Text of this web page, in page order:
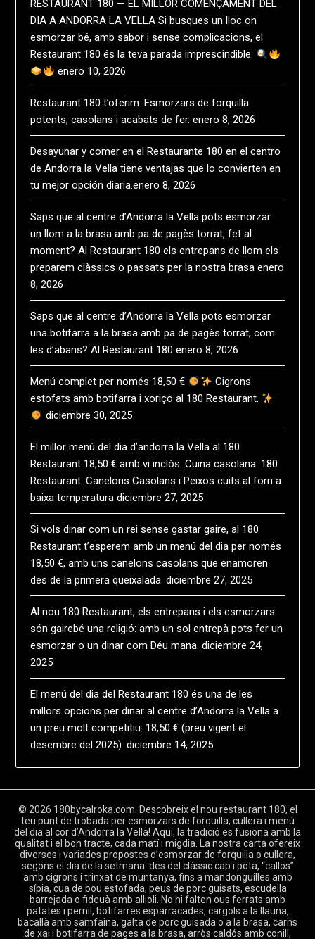
RESTAURANT 180 — EL MILLOR COMENÇAMENT DEL
DIA A ANDORRA LA VELLA Si busques un lloc on
esmorzar bé, amb sabor i sense complicacions, el
Restaurant 180 és la teva parada imprescindible.
enero 10, 2026
Restaurant 180 t’oferim: Esmorzars de forquilla
potents, casolans i acabats de fer. enero 8, 2026
Desayunar y comer en el Restaurante 180 en el centro
de Andorra la Vella tiene ventajas que lo convierten en
tu mejor opción diaria.​enero 8, 2026
Saps que al centre d’Andorra la Vella pots esmorzar
un llom a la brasa amb pa de pagès torrat, fet al
moment? Al Restaurant 180 els entrepans de llom els
preparem clàssics o passats per la nostra brasa enero
8, 2026
Saps que al centre d’Andorra la Vella pots esmorzar
una botifarra a la brasa amb pa de pagès torrat, com
les d’abans? Al Restaurant 180 enero 8, 2026
Menú complet per només 18,50 €
Cigrons
estofats amb botifarra i xoriço al 180 Restaurant.
diciembre 30, 2025
El millor menú del dia d’andorra la Vella al 180
Restaurant 18,50 € amb vi inclòs. Cuina casolana. 180
Restaurant. Canelons Casolans i Peixos cuits al forn a
baixa temperatura diciembre 27, 2025
Si vols dinar com un rei sense gastar gaire, al 180
Restaurant t’esperem amb un menú del dia per només
18,50 €, amb uns canelons casolans que enamoren
des de la primera queixalada. diciembre 27, 2025
Al nou 180 Restaurant, els entrepans i els esmorzars
són gairebé una religió: amb un sol entrepà pots fer un
esmorzar o un dinar com Déu mana. diciembre 24,
2025
El menú del dia del Restaurant 180 és una de les
millors opcions per dinar al centre d’Andorra la Vella a
un preu molt competitiu: 18,50 € (preu vigent el
desembre del 2025). diciembre 14, 2025
© 2026 180bycalroka.com. Descobreix el nou restaurant 180, el
teu punt de trobada per esmorzars de forquilla, cullera i menú
del dia al cor d’Andorra la Vella! Aquí, la tradició es fusiona amb la
qualitat i el bon tracte, cada matí i migdia. La nostra carta ofereix
diverses i variades propostes d’esmorzar de forquilla o cullera,
segons el dia de la setmana: des del clàssic cap i pota, “callos”
amb cigrons i trinxat de muntanya, fins a mandonguilles amb
sípia, cua de bou estofada, peus de porc guisats, escudella
barrejada o fideuà amb allioli. No hi falten ous ferrats amb
patates i pernil, botifarres esparracades, cargols a la llauna,
bacallà amb samfaina, galta de porc guisada o a la brasa, carns
de xai i botifarra de pages a la brasa, arròs caldós amb conill,